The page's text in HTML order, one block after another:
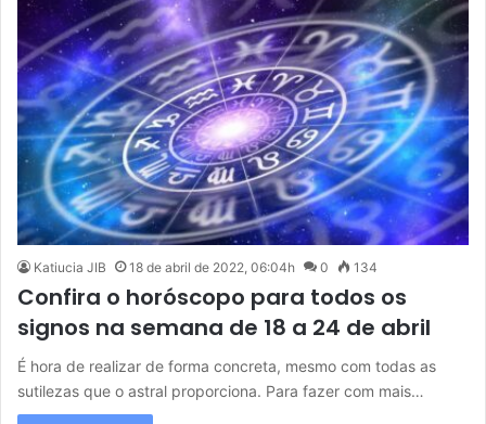
Katiucia JIB 18 de abril de 2022, 06:04h 0 134
Confira o horóscopo para todos os
signos na semana de 18 a 24 de abril
É hora de realizar de forma concreta, mesmo com todas as
sutilezas que o astral proporciona. Para fazer com mais…